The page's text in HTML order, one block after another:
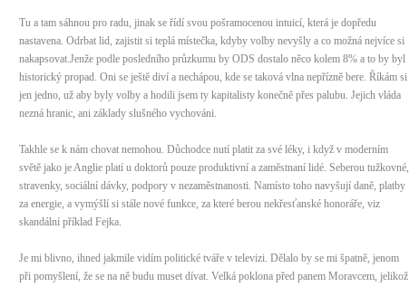
Tu a tam sáhnou pro radu, jinak se řídí svou pošramocenou intuicí, která je dopředu
nastavena. Odrbat lid, zajistit si teplá místečka, kdyby volby nevyšly a co možná nejvíce si
nakapsovat.Jenže podle posledního průzkumu by ODS dostalo něco kolem 8% a to by byl
historický propad. Oni se ještě diví a nechápou, kde se taková vlna nepřízně bere. Říkám si
jen jedno, už aby byly volby a hodili jsem ty kapitalisty konečně přes palubu. Jejich vláda
nezná hranic, ani základy slušného vychováni.
Takhle se k nám chovat nemohou. Důchodce nutí platit za své léky, i když v moderním
světě jako je Anglie platí u doktorů pouze produktivní a zaměstnaní lidé. Seberou tužkovné,
stravenky, sociální dávky, podpory v nezaměstnanosti. Namísto toho navyšují daně, platby
za energie, a vymýšlí si stále nové funkce, za které berou nekřesťanské honoráře, viz
skandální příklad Fejka.
Je mi blivno, ihned jakmile vidím politické tváře v televizi. Dělalo by se mi špatně, jenom
při pomyšlení, že se na ně budu muset dívat. Velká poklona před panem Moravcem, jelikož